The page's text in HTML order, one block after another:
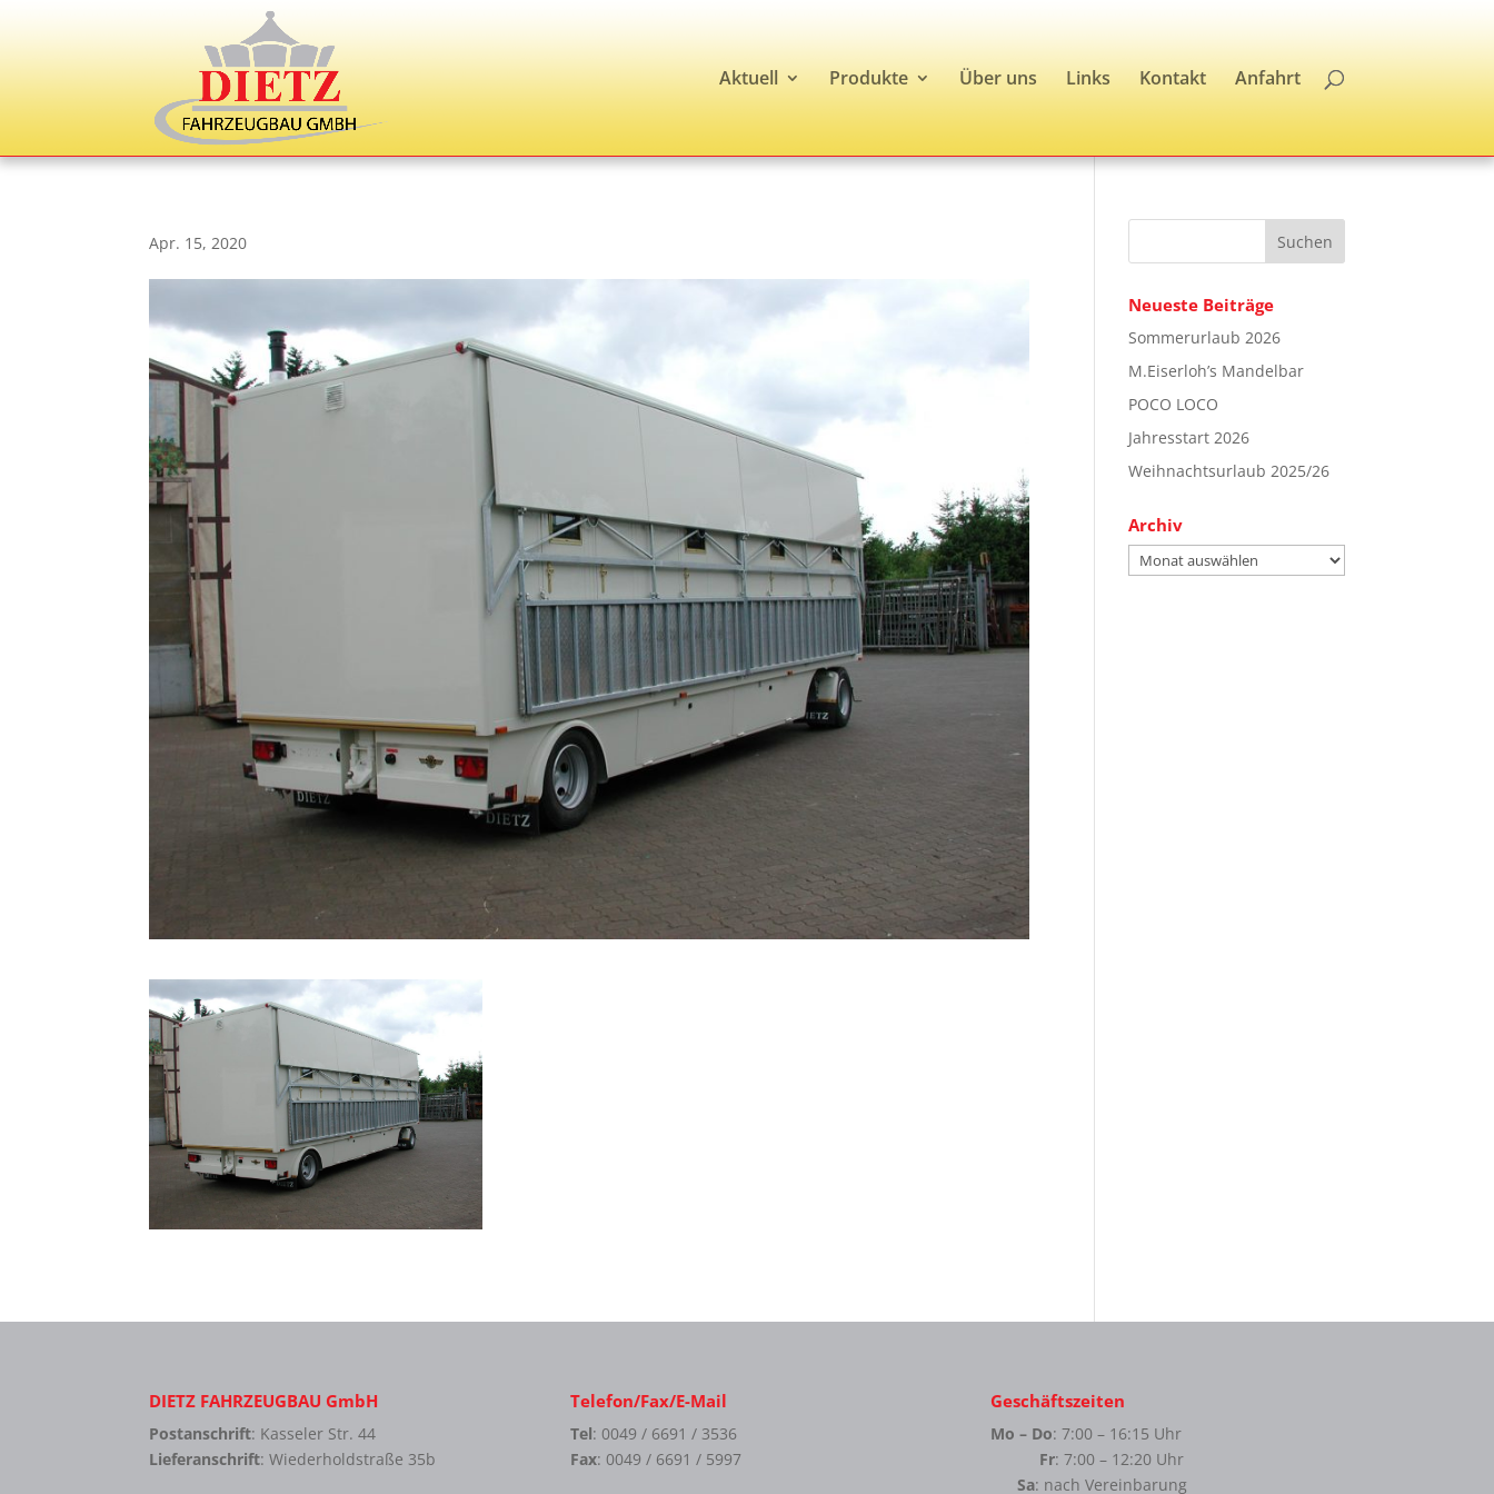
Aktuell Produkte Über uns Links Kontakt Anfahrt
Apr. 15, 2020
Neueste Beiträge
Sommerurlaub 2026
M.Eiserloh’s Mandelbar
POCO LOCO
Jahresstart 2026
Weihnachtsurlaub 2025/26
Archiv
Archiv
DIETZ FAHRZEUGBAU GmbH
Postanschrift: Kasseler Str. 44
Lieferanschrift: Wiederholdstraße 35b
Telefon/Fax/E-Mail
Tel: 0049 / 6691 / 3536
Fax: 0049 / 6691 / 5997
Geschäftszeiten
Mo – Do: 7:00 – 16:15 Uhr
Fr: 7:00 – 12:20 Uhr
Sa: nach Vereinbarung